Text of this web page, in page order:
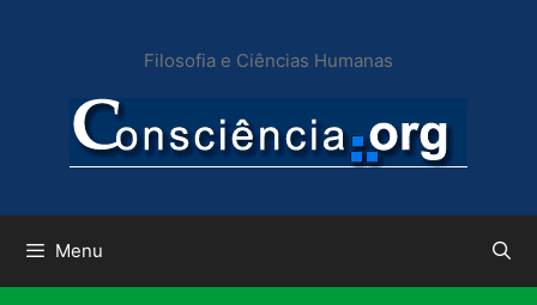
conteúdo
Filosofia e Ciências Humanas
Menu